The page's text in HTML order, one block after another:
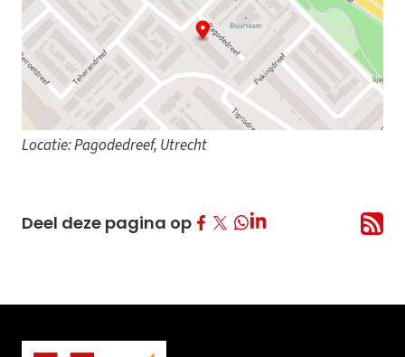
Locatie: Pagodedreef, Utrecht
Deel deze pagina opDeel op Facebook
Deel op Twitter
Deel op Whatsapp
Deel op LinkedIn